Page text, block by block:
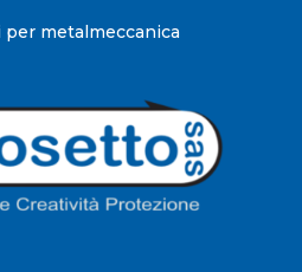
metalmeccanica